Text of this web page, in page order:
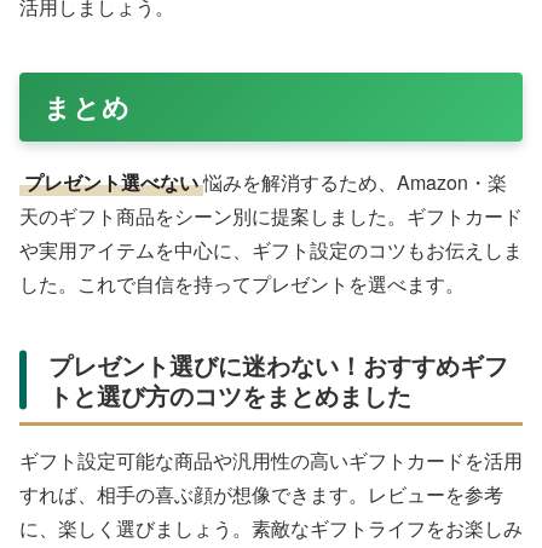
感をプラス。
出産祝い・新生活応援ギフト
ベビーグッズやキッチンアイテムを。ギフトカードでママ
パパの好みを尊重。Amazonのお急ぎ便でタイミングを逃
しません。
お礼や内祝いに適した品
しさがポイントです。